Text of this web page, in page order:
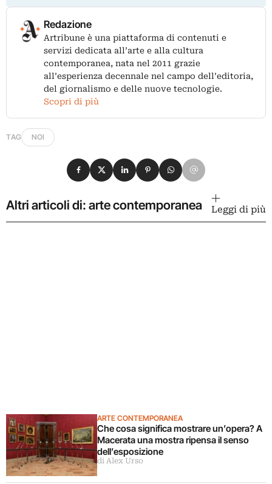
Redazione
Artribune è una piattaforma di contenuti e
servizi dedicata all’arte e alla cultura
contemporanea, nata nel 2011 grazie
all’esperienza decennale nel campo dell’editoria,
del giornalismo e delle nuove tecnologie.
Scopri di più
TAG NOI
Condividi su Facebook
Condividi su X
Condividi su LinkedIn
Condividi su Pinterest
Condividi su WhatsApp
Condividi su Email
Altri articoli di: arte contemporanea Leggi di più
ARTE CONTEMPORANEA
Che cosa significa mostrare un’opera? A
Macerata una mostra ripensa il senso
dell’esposizione
di Alex Urso